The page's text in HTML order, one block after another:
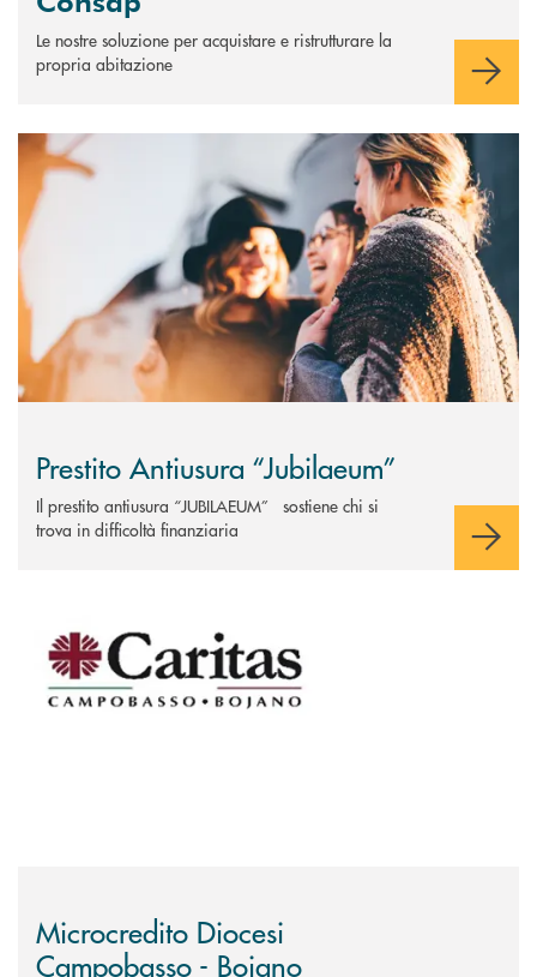
Le nostre soluzione per acquistare e ristrutturare la
propria abitazione
Scopri di più Prestito Antiusura “Jubilaeum”
Prestito Antiusura “Jubilaeum”
Il prestito antiusura “JUBILAEUM” sostiene chi si
trova in difficoltà finanziaria
Microcredito Diocesi
Campobasso - Bojano